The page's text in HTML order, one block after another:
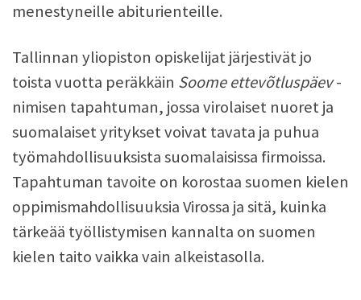
menestyneille abiturienteille.
Tallinnan yliopiston opiskelijat järjestivät jo
toista vuotta peräkkäin Soome ettevõtluspäev-
nimisen tapahtuman, jossa virolaiset nuoret ja
suomalaiset yritykset voivat tavata ja puhua
työmahdollisuuksista suomalaisissa firmoissa.
Tapahtuman tavoite on korostaa suomen kielen
oppimismahdollisuuksia Virossa ja sitä, kuinka
tärkeää työllistymisen kannalta on suomen
kielen taito vaikka vain alkeistasolla.